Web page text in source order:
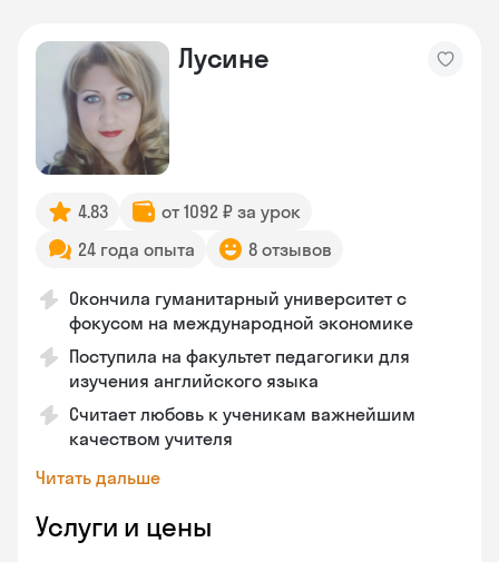
Лусине
4.83
от 1092 ₽ за урок
24 года опыта
8 отзывов
Окончила гуманитарный университет с
фокусом на международной экономике
Поступила на факультет педагогики для
изучения английского языка
Считает любовь к ученикам важнейшим
качеством учителя
Читать дальше
Услуги и цены